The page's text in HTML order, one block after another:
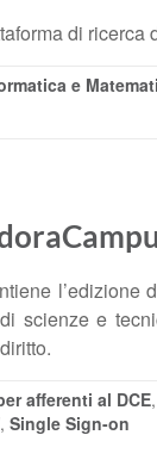
di
e
scienze e
afferenti al DCE,
, Single Sign-on